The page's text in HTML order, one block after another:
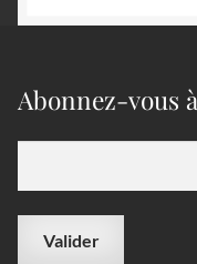
Abonnez-vous